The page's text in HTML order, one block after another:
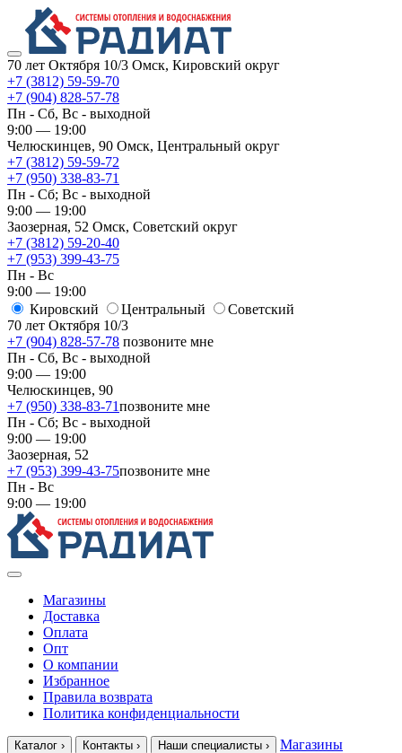
70 лет Октября 10/3 Омск, Кировский округ
+7 (3812) 59-59-70
+7 (904) 828-57-78
Пн - Сб, Вс - выходной
9:00 — 19:00
Челюскинцев, 90 Омск, ​Центральный округ
+7 (3812) 59-59-72
+7 (950) 338-83-71
Пн - Сб; Вс - выходной
9:00 — 19:00
Заозерная, 52 Омск, ​Советский округ
+7 (3812) 59-20-40
+7 (953) 399-43-75
Пн - Вс
9:00 — 19:00
Кировский
​Центральный
​Советский
70 лет Октября 10/3
+7 (904) 828-57-78 позвоните мне
Пн - Сб, Вс - выходной
9:00 — 19:00
Челюскинцев, 90
+7 (950) 338-83-71позвоните мне
Пн - Сб; Вс - выходной
9:00 — 19:00
Заозерная, 52
+7 (953) 399-43-75позвоните мне
Пн - Вс
9:00 — 19:00
Магазины
Доставка
Оплата
Опт
О компании
Избранное
Правила возврата
Политика конфиденциальности
Каталог › Контакты › Наши специалисты ›
Магазины